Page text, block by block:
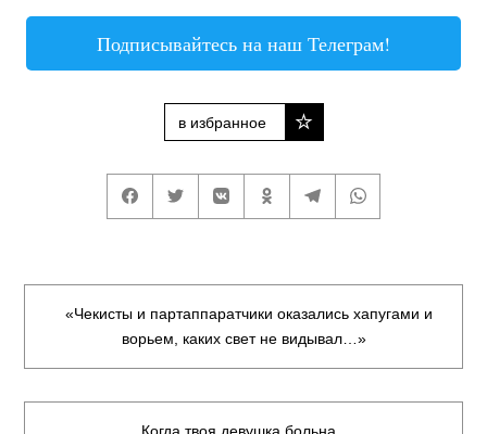
Подписывайтесь на наш Телеграм!
в избранное
«Чекисты и партаппаратчики оказались хапугами и
ворьем, каких свет не видывал…»